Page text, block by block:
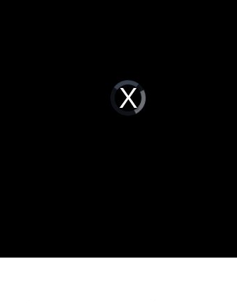
Video
Player
loading.